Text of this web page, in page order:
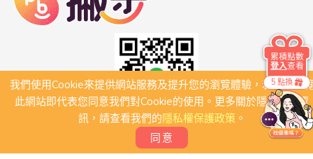
我們使用Cookie來提供網站服務及提升您的瀏覽體驗，若繼續瀏
此網站即代表您同意我們對Cookie的使用。更多關於隱私保護資
訊，請查看我們的隱私權保護政策。
同意
5 點換
累積點數
登入查看